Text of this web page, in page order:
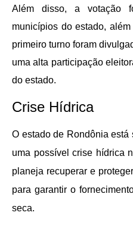
Além disso, a votação
municípios do estado,
primeiro turno foram
uma alta participação
do estado.
Crise Hídrica
O estado de Rondônia está
uma possível crise hídrica
planeja recuperar e
para garantir o
seca.